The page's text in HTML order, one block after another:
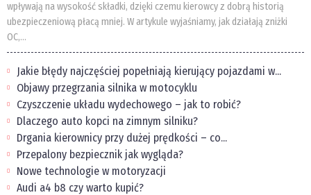
wpływają na wysokość składki, dzięki czemu kierowcy z dobrą historią
ubezpieczeniową płacą mniej. W artykule wyjaśniamy, jak działają zniżki
OC,...
Jakie błędy najczęściej popełniają kierujący pojazdami w...
Objawy przegrzania silnika w motocyklu
Czyszczenie układu wydechowego – jak to robić?
Dlaczego auto kopci na zimnym silniku?
Drgania kierownicy przy dużej prędkości – co...
Przepalony bezpiecznik jak wygląda?
Nowe technologie w motoryzacji
Audi a4 b8 czy warto kupić?